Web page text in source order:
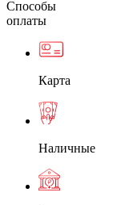
Способы
оплаты
Карта
Наличные